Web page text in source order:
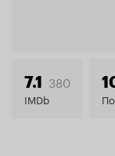
7.1 380
IMDb